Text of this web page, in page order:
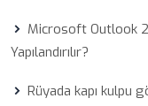
Microsoft Outlook
Yapılandırılır?
Rüyada kapı kulpu